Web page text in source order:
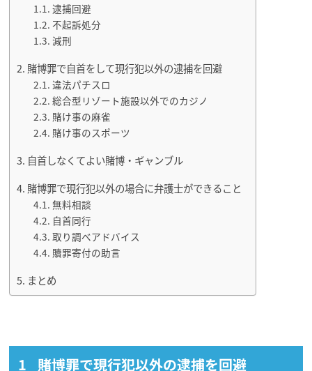
逮捕回避
不起訴処分
減刑
賭博罪で自首をして現行犯以外の逮捕を回避
違法パチスロ
総合型リゾート施設以外でのカジノ
賭け事の麻雀
賭け事のスポーツ
自首しなくてよい賭博・ギャンブル
賭博罪で現行犯以外の場合に弁護士ができること
無料相談
自首同行
取り調べアドバイス
贖罪寄付の助言
まとめ
賭博罪で現行犯以外の逮捕を回避